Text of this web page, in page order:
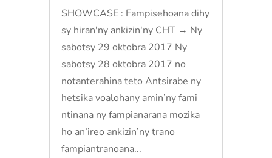
SHOWCASE : Fampisehoana dihy
sy hiran'ny ankizin'ny CHT → Ny
sabotsy 29 oktobra 2017 Ny
sabotsy 28 oktobra 2017 no
notanterahina teto Antsirabe ny
hetsika voalohany amin’ny fami
ntinana ny fampianarana mozika
ho an’ireo ankizin’ny trano
fampiantranoana...